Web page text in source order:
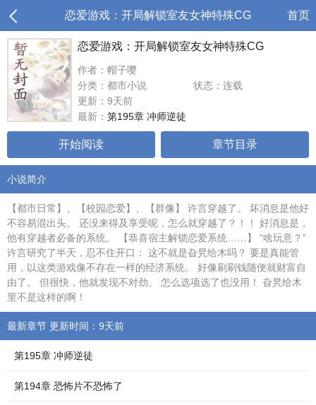
恋爱游戏：开局解锁室友女神特殊CG 首页
恋爱游戏：开局解锁室友女神特殊CG
作者：帽子嘤
分类：都市小说
状态：连载
更新：9天前
最新： 第195章 冲师逆徒
开始阅读 章节目录
小说简介
【都市日常】、【校园恋爱】、【群像】 许言穿越了。 坏消息是他好
不容易混出头。 还没来得及享受呢，怎么就穿越了？！！ 好消息是，
他有穿越者必备的系统。 【恭喜宿主解锁恋爱系统……】 “啥玩意？”
许言研究了半天，忍不住开口： 这不就是旮旯给木吗？ 要是真能管
用，以这类游戏像不存在一样的经济系统。 好像刷刷钱随便就财富自
由了。 但很快，他就发现不对劲。 怎么选项选了也没用！ 旮旯给木
里不是这样的啊！
最新章节 更新时间：9天前
第195章 冲师逆徒
第194章 恐怖片不恐怖了